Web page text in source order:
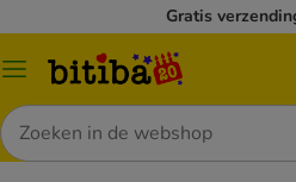
Gratis
Catalogusmenu
Zoeken